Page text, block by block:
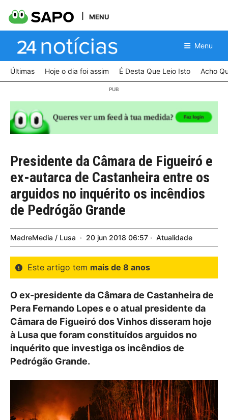
MENU
Menu
Últimas Hoje o dia foi assim É Desta Que Leio Isto Acho
Presidente da Câmara de Figueiró e
ex-autarca de Castanheira entre os
arguidos no inquérito os incêndios
de Pedrógão Grande
MadreMedia / Lusa 20 jun 2018 06:57 Atualidade
Este artigo tem mais de 8 anos
O ex-presidente da Câmara de Castanheira de
Pera Fernando Lopes e o atual presidente da
Câmara de Figueiró dos Vinhos disseram hoje
à Lusa que foram constituídos arguidos no
inquérito que investiga os incêndios de
Pedrógão Grande.